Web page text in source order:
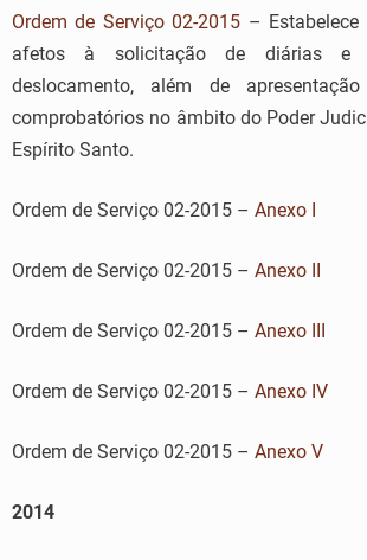
Ordem de Serviço 02-2015 –
afetos à solicitação de diárias e
deslocamento, além de
comprobatórios no âmbito do Poder
Espírito Santo.
Ordem de Serviço 02-2015 – Anexo I
Ordem de Serviço 02-2015 – Anexo II
Ordem de Serviço 02-2015 – Anexo III
Ordem de Serviço 02-2015 – Anexo IV
Ordem de Serviço 02-2015 – Anexo V
2014